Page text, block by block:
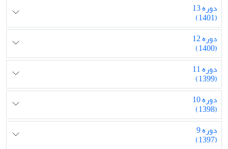
دوره 13
(1401)
دوره 12
(1400)
دوره 11
(1399)
دوره 10
(1398)
دوره 9
(1397)